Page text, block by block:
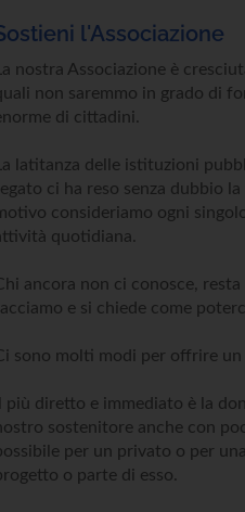
l'Associazione
La nostra Associazione è
non saremmo in grado di
di cittadini.
La latitanza delle istituzioni
ci ha reso senza dubbio
consideriamo ogni
quotidiana.
ancora non ci conosce,
e si chiede come
sono molti modi per offrire
Il più diretto e immediato è la
sostenitore anche con
per un privato o per
o parte di esso.